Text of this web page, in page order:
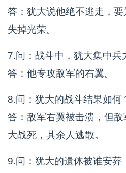
答：犹大说他绝不逃走，
失掉光荣。
7.问：战斗中，犹大集中兵
答：他专攻敌军的右翼。
8.问：犹大的战斗结果如何
答：敌军右翼被击溃，但
大战死，其余人逃散。
9.问：犹大的遗体被谁安葬